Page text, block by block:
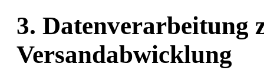
3. Datenverarbeitung
Versandabwicklung